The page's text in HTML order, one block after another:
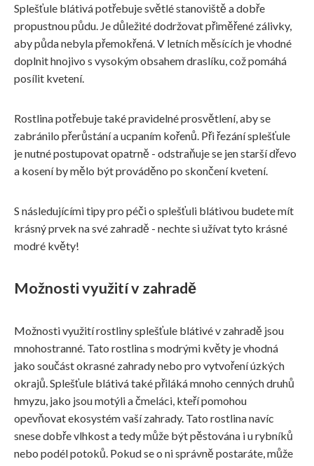
Splešťule blátivá potřebuje světlé stanoviště a dobře
propustnou půdu. Je důležité dodržovat přiměřené zálivky,
aby půda nebyla přemokřená. V letních měsících je vhodné
doplnit hnojivo s vysokým obsahem draslíku, což pomáhá
posílit kvetení.
Rostlina potřebuje také pravidelné prosvětlení, aby se
zabránilo přerůstání a ucpaním kořenů. Při řezání splešťule
je nutné postupovat opatrně - odstraňuje se jen starší dřevo
a kosení by mělo být prováděno po skončení kvetení.
S následujícími tipy pro péči o splešťuli blátivou budete mít
krásný prvek na své zahradě - nechte si užívat tyto krásné
modré květy!
Možnosti využití v zahradě
Možnosti využití rostliny splešťule blátivé v zahradě jsou
mnohostranné. Tato rostlina s modrými květy je vhodná
jako součást okrasné zahrady nebo pro vytvoření úzkých
okrajů. Splešťule blátivá také přiláká mnoho cenných druhů
hmyzu, jako jsou motýli a čmeláci, kteří pomohou
opevňovat ekosystém vaší zahrady. Tato rostlina navíc
snese dobře vlhkost a tedy může být pěstována i u rybníků
nebo podél potoků. Pokud se o ni správně postaráte, může